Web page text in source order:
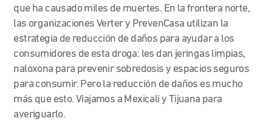
que ha causado miles de muertes. En la frontera norte,
las organizaciones Verter y PrevenCasa utilizan la
estrategia de reducción de daños para ayudar a los
consumidores de esta droga: les dan jeringas limpias,
naloxona para prevenir sobredosis y espacios seguros
para consumir. Pero la reducción de daños es mucho
más que esto. Viajamos a Mexicali y Tijuana para
averiguarlo.